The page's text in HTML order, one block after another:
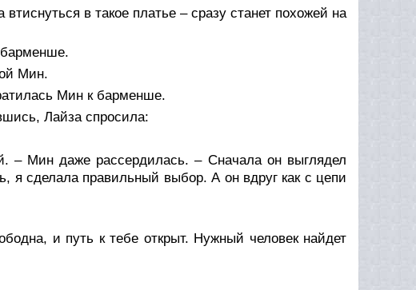
в такое платье – сразу станет похожей на
барменше.
Мин.
Мин к барменше.
Лайза спросила:
– Мин даже рассердилась. – Сначала он выглядел
сделала правильный выбор. А он вдруг как с цепи
и путь к тебе открыт. Нужный человек найдет